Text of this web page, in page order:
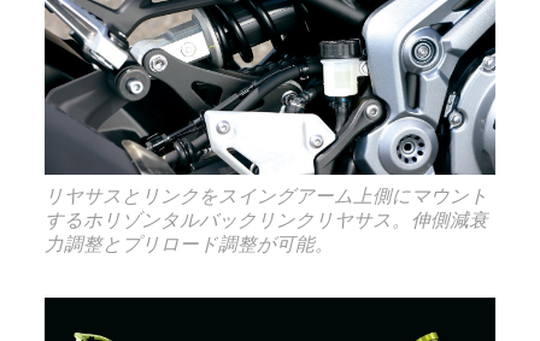
リヤサスとリンクをスイングアーム上側にマウント
するホリゾンタルバックリンクリヤサス。伸側減衰
力調整とプリロード調整が可能。